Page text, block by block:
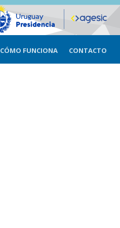
CÓMO FUNCIONA CONTACTO